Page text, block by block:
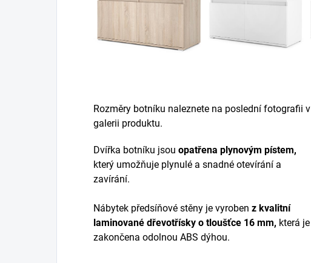
Rozměry botníku naleznete na poslední fotografii v
galerii produktu.
Dvířka botníku jsou opatřena plynovým pístem,
který umožňuje plynulé a snadné otevírání a
zavírání.
Nábytek předsíňové stěny je vyroben z kvalitní
laminované dřevotřísky o tloušťce 16 mm, která je
zakončena odolnou ABS dýhou.